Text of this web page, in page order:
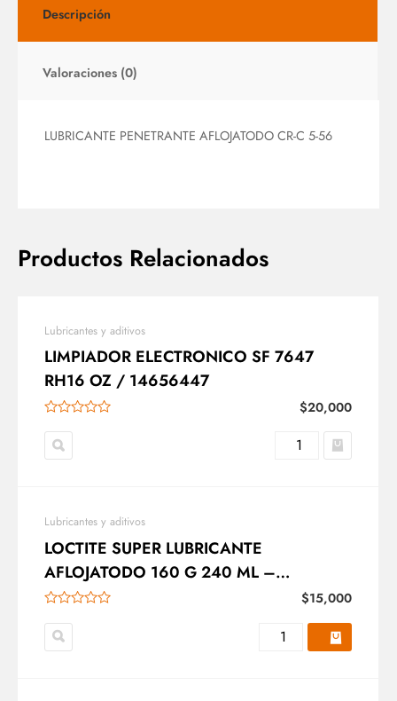
Descripción
Valoraciones (0)
LUBRICANTE PENETRANTE AFLOJATODO CR-C 5-56
Productos Relacionados
Lubricantes y aditivos
LIMPIADOR ELECTRONICO SF 7647
RH16 OZ / 14656447
$20,000
Lubricantes y aditivos
LOCTITE SUPER LUBRICANTE
AFLOJATODO 160 G 240 ML –
AEROSOL 459117
$15,000